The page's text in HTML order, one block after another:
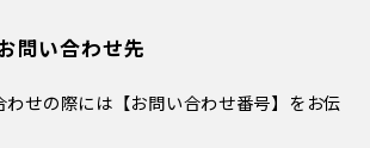
問い合わせ先
わせの際には【お問い合わせ番号】をお伝